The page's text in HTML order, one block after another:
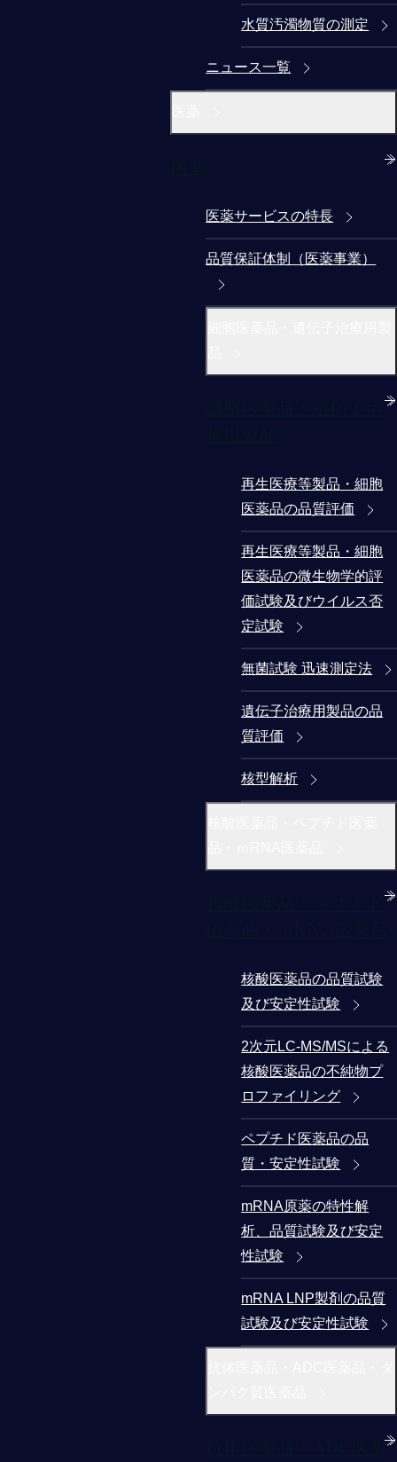
水質汚濁物質の測定
ニュース一覧
医薬サービスの特長
品質保証体制（医薬事業）
再生医療等製品・細胞
医薬品の品質評価
再生医療等製品・細胞
医薬品の微生物学的評
価試験及びウイルス否
定試験
無菌試験 迅速測定法
遺伝子治療用製品の品
質評価
核型解析
核酸医薬品の品質試験
及び安定性試験
2次元LC-MS/MSによる
核酸医薬品の不純物プ
ロファイリング
ペプチド医薬品の品
質・安定性試験
mRNA原薬の特性解
析、品質試験及び安定
性試験
mRNA LNP製剤の品質
試験及び安定性試験
抗体医薬品・ADC医薬